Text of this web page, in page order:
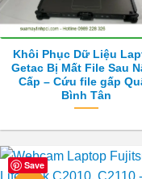
Khôi Phục Dữ Liệu
Getac Bị Mất File Sau
Cấp – Cứu file gấp
Bình Tân
Save